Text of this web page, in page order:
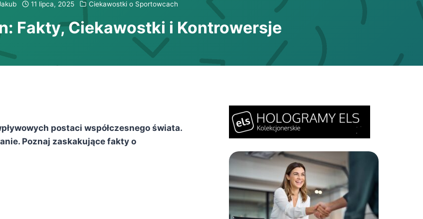
11 lipca, 2025 Ciekawostki o Sportowcach
Fakty, Ciekawostki i Kontrowersje
postaci współczesnego świata.
Poznaj zaskakujące fakty o